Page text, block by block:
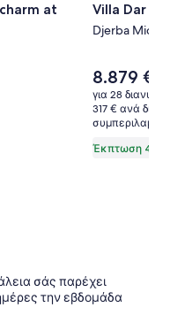
at
για
Villa
Dar
Al
Salam
Villa Dar Al
Djerba Midun
Έκπτωση 4%
Η
τιμή
είναι
8.879 €
8.879 €
για 28
317 € ανά
σάς παρέχει
την εβδομάδα